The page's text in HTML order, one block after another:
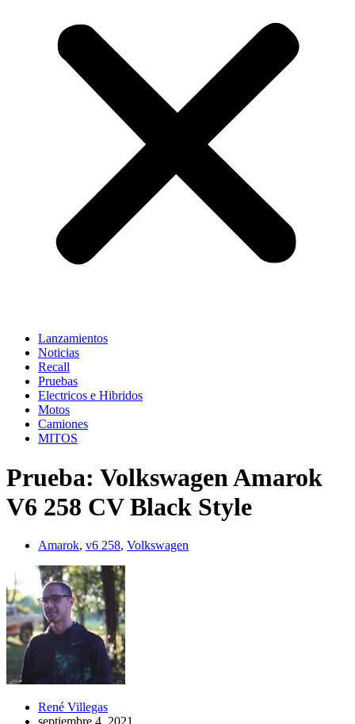
Lanzamientos
Noticias
Recall
Pruebas
Electricos e Hibridos
Motos
Camiones
MITOS
Prueba: Volkswagen Amarok
V6 258 CV Black Style
Amarok, v6 258, Volkswagen
René Villegas